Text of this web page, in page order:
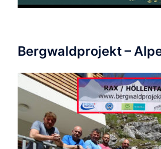
Bergwaldprojekt –